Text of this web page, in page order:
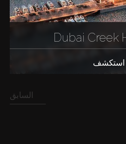
Dubai Creek
استكشف
السابق